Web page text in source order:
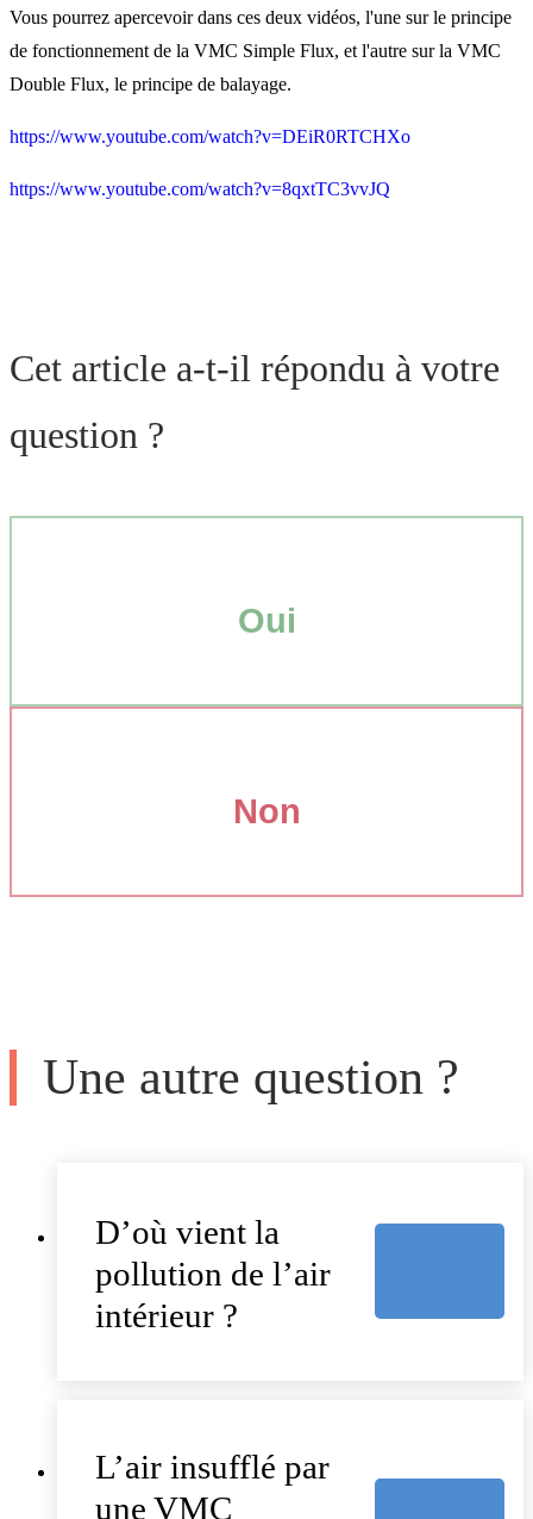
Vous pourrez apercevoir dans ces deux vidéos, l'une sur le principe
de fonctionnement de la VMC Simple Flux, et l'autre sur la VMC
Double Flux, le principe de balayage.
https://www.youtube.com/watch?v=DEiR0RTCHXo
https://www.youtube.com/watch?v=8qxtTC3vvJQ
Cet article a-t-il répondu à votre
question ?
Oui
Non
Une autre question ?
D’où vient la
pollution de l’air
intérieur ?
L’air insufflé par
une VMC